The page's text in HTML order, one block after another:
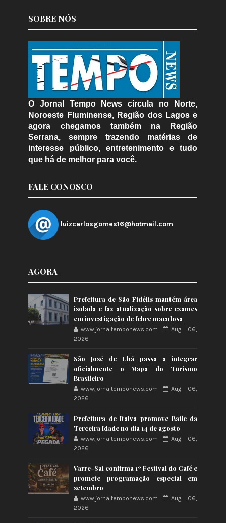
SOBRE NÓS
O Jornal Tempo News circula no Norte,
Noroeste Fluminense, Região dos Lagos e
agora chegamos também na Região
Serrana, sempre trazendo matérias de
interesse público, entretenimento e tudo
que há de melhor para você.
FALE CONOSCO
luizcarlosgomes16@hotmail.com
AGORA
Prefeitura de São Fidélis mantém área
isolada e faz atualização sobre exames
em investigação de febre maculosa
www.jornaltemponews.com
Aug 06,
2026
São José de Ubá passa a integrar
oficialmente o Mapa do Turismo
Brasileiro
www.jornaltemponews.com
Aug 06,
2026
Prefeitura de Italva promove Baile da
Terceira Idade no dia 14 de agosto
www.jornaltemponews.com
Aug 06,
2026
Varre-Sai confirma 1º Festival do Café e
promete programação especial em
setembro
www.jornaltemponews.com
Aug 06,
2026